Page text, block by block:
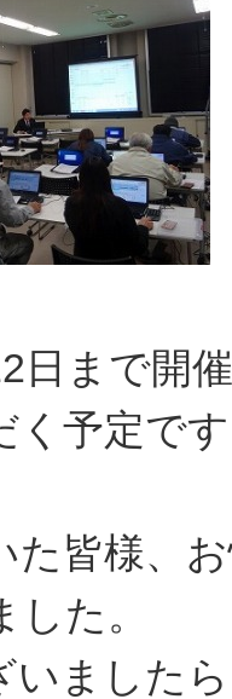
日まで開
く予定で
た皆様、
た。
いました